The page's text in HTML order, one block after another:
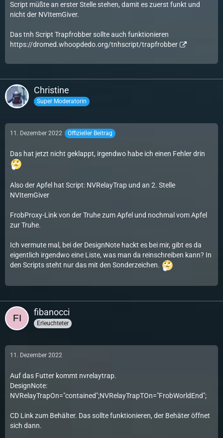
Script müßte an erster Stelle stehen, damit es zuerst funkt und
nicht der NVItemGiver.
Das tnh Script Trapfrobber sollte auch funktionieren
https://dromed.whoopdedo.org/tnhscript/trapfrobber
Christine
Super Moderatorin
11. Dezember 2022 Offizieller Beitrag
Das hat jetzt nicht geklappt, irgendwo habe ich einen Fehler drin
Also der Apfel hat Script: NVRelayTrap und an 2. Stelle
NVItemGiver
FrobProxy-Link von der Truhe zum Apfel und nochmal vom Apfel
zur Truhe.
Ich vermute mal, bei der DesignNote hackt es bei mir, gibt es da
eigentlich irgendwo eine Liste, was man da reinschreiben kann? In
den Scripts steht nur das mit den Sonderzeichen.
fibanocci
Erleuchteter
11. Dezember 2022
Auf das Futter kommt nvrelaytrap.
DesignNote:
NVRelayTrapOn="contained";NVRelayTrapTOn="FrobWorldEnd";
CD Link zum Behälter. Das sollte funktionieren, der Behäter öffnet
sich dann.